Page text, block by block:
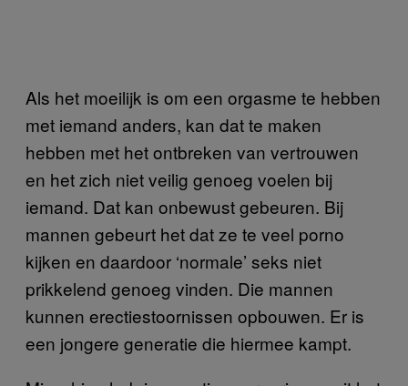
Als het moeilijk is om een orgasme te hebben
met iemand anders, kan dat te maken
hebben met het ontbreken van vertrouwen
en het zich niet veilig genoeg voelen bij
iemand. Dat kan onbewust gebeuren. Bij
mannen gebeurt het dat ze te veel porno
kijken en daardoor ‘normale’ seks niet
prikkelend genoeg vinden. Die mannen
kunnen erectiestoornissen opbouwen. Er is
een jongere generatie die hiermee kampt.